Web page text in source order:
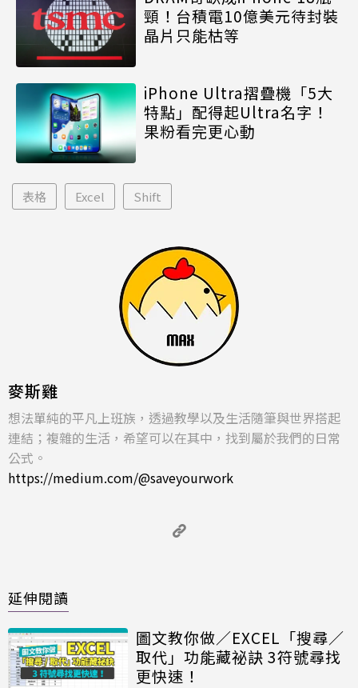
頸！台積電10億美元待封裝
晶片只能枯等
iPhone Ultra摺疊機「5大
特點」配得起Ultra名字！
果粉看完更心動
表格 Excel Shift
麥斯雞
想法單純的平凡上班族，透過教學以及生活隨筆與世界搭起
連結；複雜的生活，希望可以在其中，找到屬於我們的日常
公式。
https://medium.com/@saveyourwork
延伸閱讀
圖文教你做／EXCEL「搜尋／
取代」功能藏祕訣 3符號尋找
更快速！